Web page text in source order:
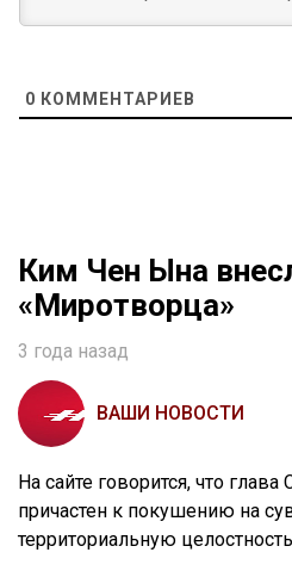
0 КОММЕНТАРИЕВ
Ким Чен Ына
«Миротворца»
3 года назад
ВАШИ НОВОСТИ
На сайте говорится, что
причастен к покушению на
территориальную